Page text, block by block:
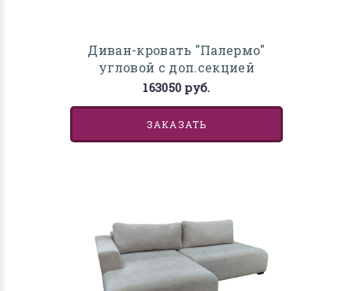
Диван-кровать "Палермо"
угловой с доп.секцией
163050 руб.
ЗАКАЗАТЬ